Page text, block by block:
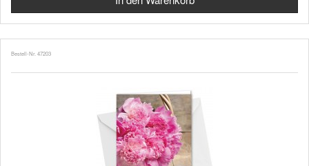
Bestell-Nr. 47203